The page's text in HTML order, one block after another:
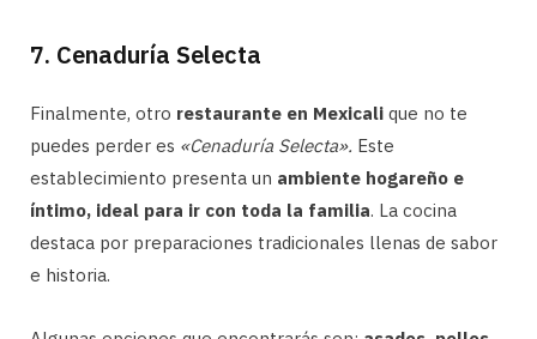
7. Cenaduría Selecta
Finalmente, otro restaurante en Mexicali que no te
puedes perder es «Cenaduría Selecta». Este
establecimiento presenta un ambiente hogareño e
íntimo, ideal para ir con toda la familia. La cocina
destaca por preparaciones tradicionales llenas de sabor
e historia.